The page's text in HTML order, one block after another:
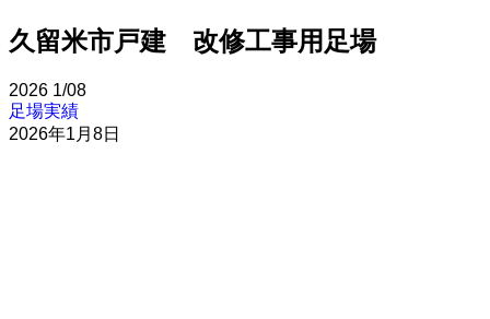
久留米市戸建 改修工事用足場
2026 1/08
足場実績
2026年1月8日